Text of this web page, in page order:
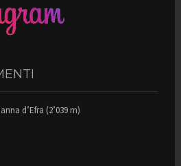
d’Efra (2’039 m)